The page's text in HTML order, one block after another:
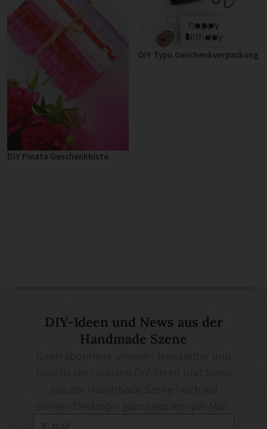
DIY Pinata Geschenkkiste
DIY Typo Geschenkverpackung
DIY-Ideen und News aus der
Handmade Szene
deinen Desktop – ganz bequem per Mail.